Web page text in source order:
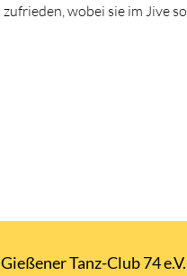
zufrieden, wobei sie im Jive
Gießener Tanz-Club 74 e.V.